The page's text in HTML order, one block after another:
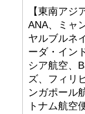
【東南アジ
ANA、ミャ
ヤルブルネ
ーダ・イン
シア航空、
ズ、フィリ
ンガポール
トナム航空